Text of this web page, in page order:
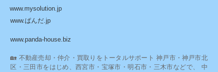
www.mysolution.jp
www.ぱんだ.jp
www.panda-house.biz
🏡 不動産売却・仲介・買取りをトータルサポート 神戸市・神戸市北
区・三田市をはじめ、西宮市・宝塚市・明石市・三木市などで、 中